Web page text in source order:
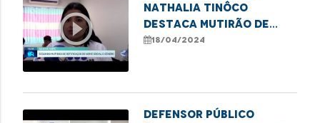
play_circle_outline
Nathalia Tinôco
destaca mutirão de
retificação de nome e
18/04/2024
Defensor público